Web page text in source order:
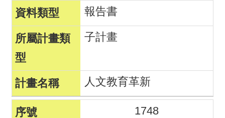
報告書
子計畫
人文教育革新
1748